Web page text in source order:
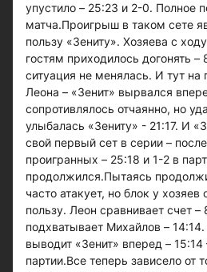
упустило – 25:23 и 2-0. Полное
матча.Проигрыш в таком сете
пользу «Зениту». Хозяева с
гостям приходилось догонять
ситуация не менялась. И тут на
Леона – «Зенит» вырвался
сопротивлялось отчаянно, но
улыбалась «Зениту» - 21:17. И
свой первый сет в серии –
проигранных – 25:18 и 1-2 в
продолжился.Пытаясь
часто атакует, но блок у хозяев
пользу. Леон сравнивает счет
подхватывает Михайлов –
выводит «Зенит» вперед –
партии.Все теперь зависело от